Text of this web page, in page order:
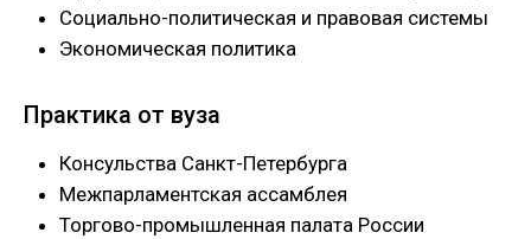
Социально-политическая и правовая системы
Экономическая политика
Практика от вуза
Консульства Санкт-Петербурга
Межпарламентская ассамблея
Торгово-промышленная палата России